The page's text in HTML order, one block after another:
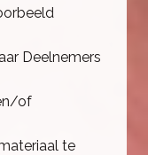
Deelnemers
of
te